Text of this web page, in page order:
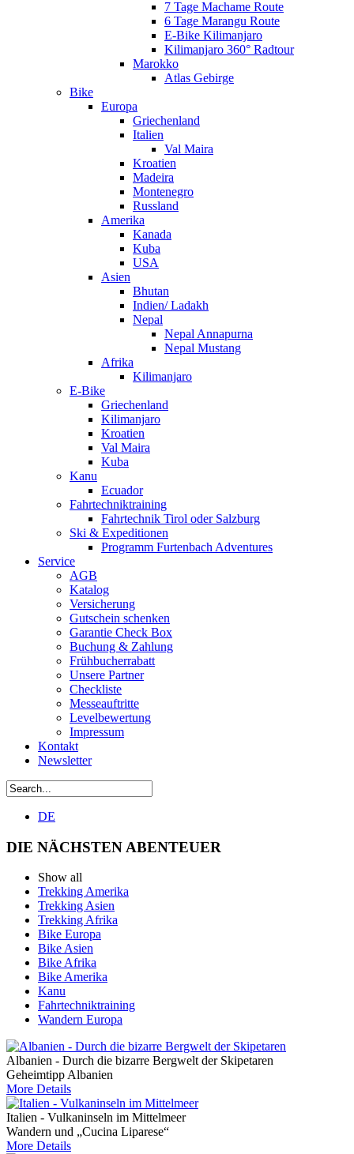
7 Tage Machame Route
6 Tage Marangu Route
E-Bike Kilimanjaro
Kilimanjaro 360° Radtour
Marokko
Atlas Gebirge
Bike
Europa
Griechenland
Italien
Val Maira
Kroatien
Madeira
Montenegro
Russland
Amerika
Kanada
Kuba
USA
Asien
Bhutan
Indien/ Ladakh
Nepal
Nepal Annapurna
Nepal Mustang
Afrika
Kilimanjaro
E-Bike
Griechenland
Kilimanjaro
Kroatien
Val Maira
Kuba
Kanu
Ecuador
Fahrtechniktraining
Fahrtechnik Tirol oder Salzburg
Ski & Expeditionen
Programm Furtenbach Adventures
Service
AGB
Katalog
Versicherung
Gutschein schenken
Garantie Check Box
Buchung & Zahlung
Frühbucherrabatt
Unsere Partner
Checkliste
Messeauftritte
Levelbewertung
Impressum
Kontakt
Newsletter
DE
DIE NÄCHSTEN ABENTEUER
Show all
Trekking Amerika
Trekking Asien
Trekking Afrika
Bike Europa
Bike Asien
Bike Afrika
Bike Amerika
Kanu
Fahrtechniktraining
Wandern Europa
Albanien - Durch die bizarre Bergwelt der Skipetaren
Geheimtipp Albanien
More Details
Italien - Vulkaninseln im Mittelmeer
Wandern und „Cucina Liparese“
More Details